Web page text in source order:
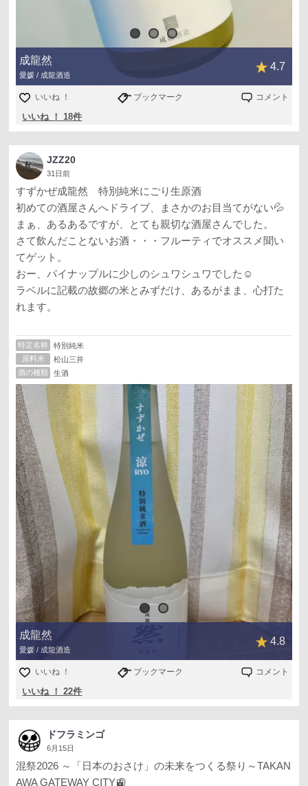
成龍然
愛媛 / 成龍酒造
4.7
いいね ！ ブックマーク コメント
いいね ！ 18件
JZZ20
31日前
すずかぜ成龍然 特別純米にごり生原酒
初めての酒屋さんへドライブ、まさかのお目当てがない💦
まぁ、あるあるですが、とても親切な酒屋さんでした。
さて飲んだことないお酒・・・フルーティでオススメ聞い
てゲット。
おー、パイナップルに少しのシュワシュワでした☺️
ラベルに記載の故郷の米とみずだけ、あるがまま、心打た
れます。
特定名称
特別純米
原料米
松山三井
酒の種類
生酒
成龍然
愛媛 / 成龍酒造
4.8
いいね ！ ブックマーク コメント
いいね ！ 22件
ドフラミンゴ
6月15日
混祭2026 ～「日本のおさけ」の未来をつくる祭り～TAKAN
AWA GATEWAY CITY🚉